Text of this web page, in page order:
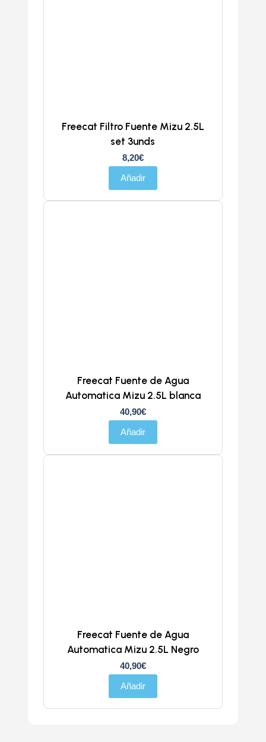
Freecat Filtro Fuente Mizu 2.5L
set 3unds
8,20€
Añadir
Freecat Fuente de Agua
Automatica Mizu 2.5L blanca
40,90€
Añadir
Freecat Fuente de Agua
Automatica Mizu 2.5L Negro
40,90€
Añadir